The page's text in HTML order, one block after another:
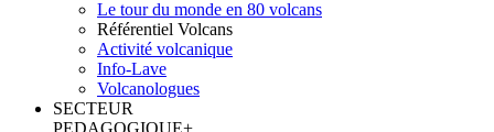
Le tour du monde en 80 volcans
Référentiel Volcans
Activité volcanique
Info-Lave
Volcanologues
SECTEUR
PEDAGOGIQUE+